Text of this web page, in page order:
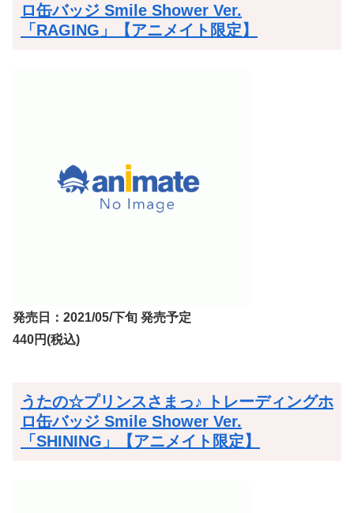
ロ缶バッジ Smile Shower Ver.
「RAGING」【アニメイト限定】
発売日：2021/05/下旬 発売予定
440円(税込)
うたの☆プリンスさまっ♪ トレーディングホ
ロ缶バッジ Smile Shower Ver.
「SHINING」【アニメイト限定】